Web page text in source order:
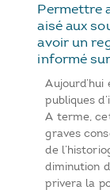
Permettre
aisé aux
avoir un
informé
Aujourd’hui
publiques
A terme,
graves
de
diminution
privera la